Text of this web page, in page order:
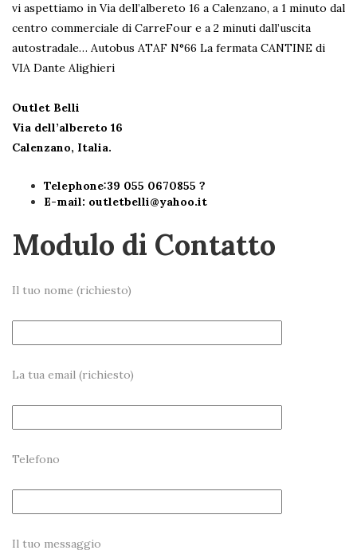
vi aspettiamo in Via dell’albereto 16 a Calenzano, a 1 minuto dal
centro commerciale di CarreFour e a 2 minuti dall’uscita
autostradale… Autobus ATAF N°66 La fermata CANTINE di
VIA Dante Alighieri
Outlet Belli
Via dell’albereto 16
Calenzano, Italia.
Telephone:39 055 0670855 ?
E-mail: outletbelli@yahoo.it
Modulo di Contatto
Il tuo nome (richiesto)
La tua email (richiesto)
Telefono
Il tuo messaggio